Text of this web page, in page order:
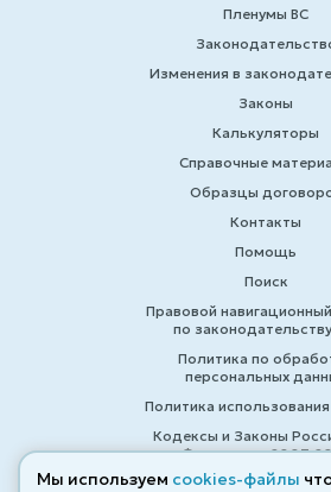
Пленумы ВС
Изменения в
Законы
Калькуляторы
Справочные
Образцы
Контакты
Помощь
Поиск
Правовой
по
Политика по
персональных
Политика
Кодексы и Законы
Федерации 2007-
Мы используем cookies-файлы